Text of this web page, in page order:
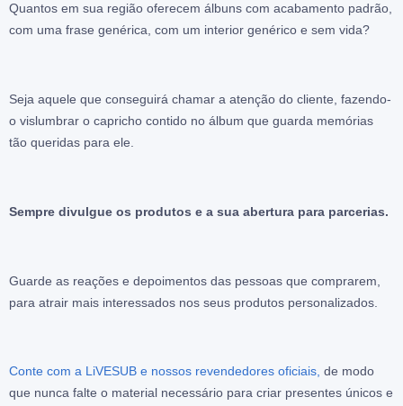
Quantos em sua região oferecem álbuns com acabamento padrão,
com uma frase genérica, com um interior genérico e sem vida?
Seja aquele que conseguirá chamar a atenção do cliente, fazendo-
o vislumbrar o capricho contido no álbum que guarda memórias
tão queridas para ele.
Sempre divulgue os produtos e a sua abertura para parcerias.
Guarde as reações e depoimentos das pessoas que comprarem,
para atrair mais interessados nos seus produtos personalizados.
Conte com a LiVESUB e nossos revendedores oficiais, de modo
que nunca falte o material necessário para criar presentes únicos e